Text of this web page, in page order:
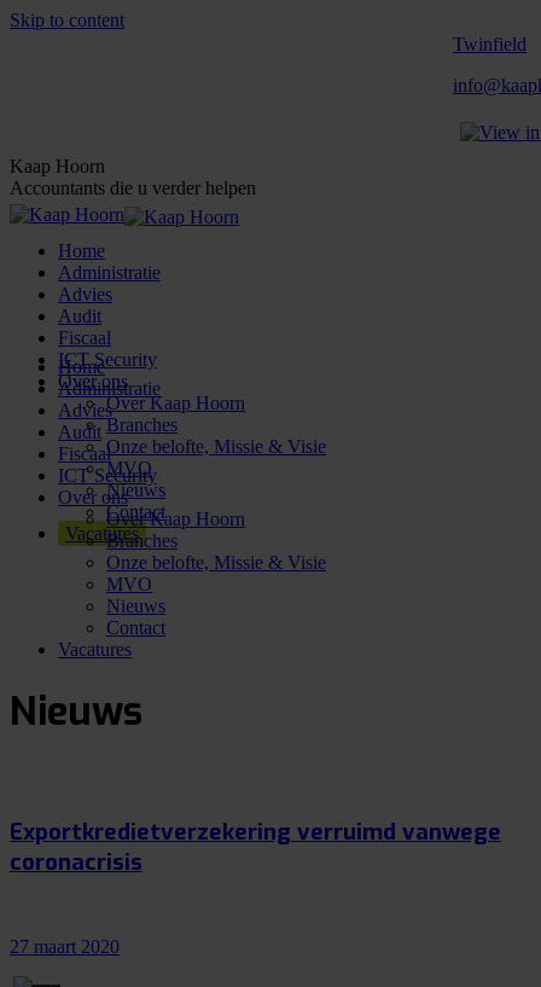
Skip to content
Twinfield
Kaap Hoorn
Accountants die u verder helpen
Home
Administratie
Advies
Audit
Fiscaal
ICT Security
Over ons
Over Kaap Hoorn
Branches
Onze belofte, Missie & Visie
MVO
Nieuws
Contact
Vacatures
Home
Administratie
Advies
Audit
Fiscaal
ICT Security
Over ons
Over Kaap Hoorn
Branches
Onze belofte, Missie & Visie
MVO
Nieuws
Contact
Vacatures
Nieuws
Exportkredietverzekering verruimd vanwege
coronacrisis
27 maart 2020